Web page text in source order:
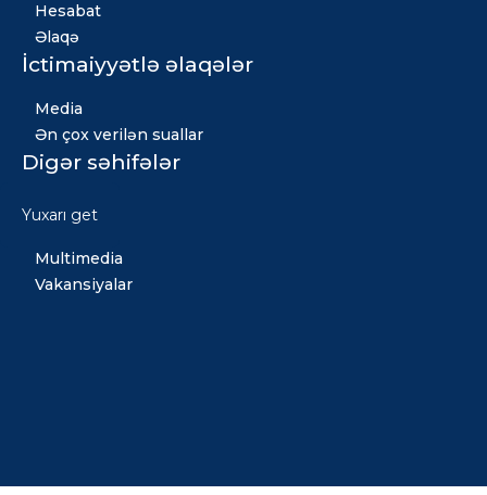
Hesabat
Əlaqə
İctimaiyyətlə əlaqələr
Media
Ən çox verilən suallar
Digər səhifələr
Xəbərlər
Multimedia
Vakansiyalar
Yuxarı get